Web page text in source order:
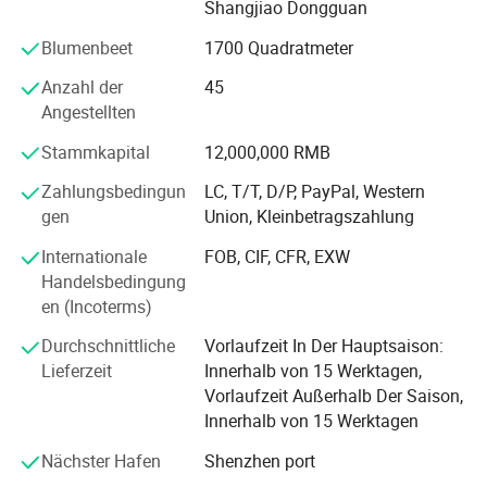
Die Bildschirmdiagnose zeigt den Alarmstatus
und die erforderlichen Korrekturmaßnahmen
an.
Die Standardfederformen sind für eine
einfache Einrichtung vorprogrammiert.
Die OD-Steuerung ist eine Standardfunktion.
Modernste Touchscreen-Bedienoberfläche für
einfache Bedienung.
eine flexible pneumatische Anwendung.
Sicherheitssensor und Positionssensor im
Lieferumfang enthalten.
USB-Datenzugriffsschnittstelle, bequem für
Verdrehmaschinen, Feder-Schleifmaschinen, Backfire Öfen
und Straighteners, einschließlich mehr als dreißig Sorten.
Unsere Vorteile:
1. Eine komplette Produktionslinie von Design,
Formgebung, Finishing-Operationen, Werkzeuge, Kontrolle,
2. Ein kompletter Satz von Produkten zur Verarbeitung der
Ergänzungsprodukte.
3. Eine leistungsfähige Entwicklung & Design-Fähigkeit.
Unsere eigene Werkzeugwerkstatt ermöglicht es dem
Unternehmen, an OEM/ODM-Projekten problemlos zu
arbeiten.
4. Qualität als erstes ist QA/QC eine der wichtigsten
Abteilungen in unserem Unternehmen.
Shangjiao Dongguan
Blumenbeet
1700 Quadratmeter
Anzahl der
Angestellten
45
Stammkapital
12,000,000 RMB
Zahlungsbedingun
gen
LC, T/T, D/P, PayPal, Western
Union, Kleinbetragszahlung
Internationale
Handelsbedingung
en (Incoterms)
FOB, CIF, CFR, EXW
Durchschnittliche
Lieferzeit
Vorlaufzeit In Der Hauptsaison:
Innerhalb von 15 Werktagen,
Vorlaufzeit Außerhalb Der Saison,
Innerhalb von 15 Werktagen
Nächster Hafen
Shenzhen port